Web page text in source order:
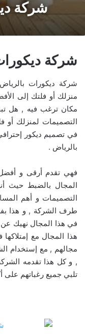
شركة
شركة
شركة ديكورات
منزلك أو فلتك إلى
مكان ترغب فيه , هل
التصميمات لمنزلك
في تصميم ديكور
بالرياض .
فهي تقدم أرقى و
المجال بالضبط حيث
التصميمات و أهم
طرف الشركة , و هذا
في هذا المجال نهيك عن
هذا المجال مع
مجالهم , مع إستخدام
, و كل هذا تقدمه
تلبي جميع رغباتهم على